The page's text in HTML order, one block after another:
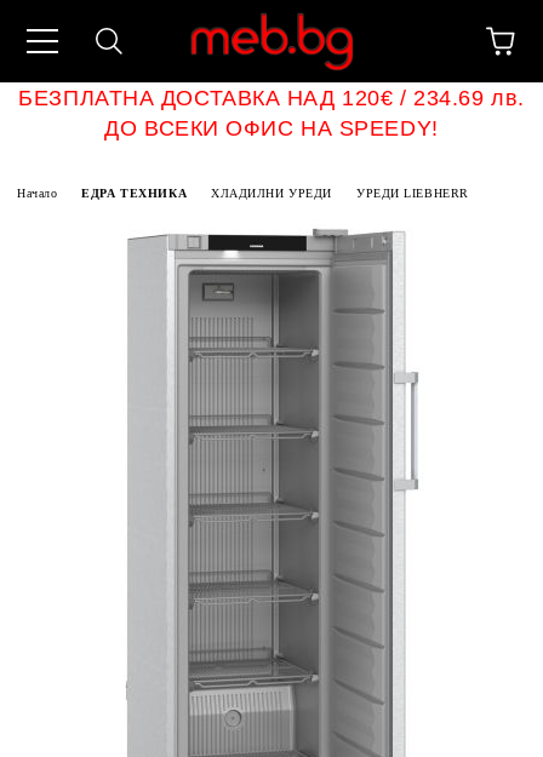
БЕЗПЛАТНА ДОСТАВКА НАД 120€ / 234.69 лв.
ДО ВСЕКИ ОФИС НА SPEEDY!
Начало ЕДРА ТЕХНИКА ХЛАДИЛНИ УРЕДИ УРЕДИ LIEBHERR